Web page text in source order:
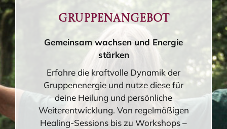
Gruppenangebot
Gemeinsam wachsen und Energie
stärken
Erfahre die kraftvolle Dynamik der
Gruppenenergie und nutze diese für
deine Heilung und persönliche
Weiterentwicklung. Von regelmäßigen
Healing-Sessions bis zu Workshops –